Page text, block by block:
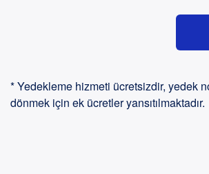
* Yedekleme hizmeti ücretsizdir, yedek
dönmek için ek ücretler yansıtılmaktadır.